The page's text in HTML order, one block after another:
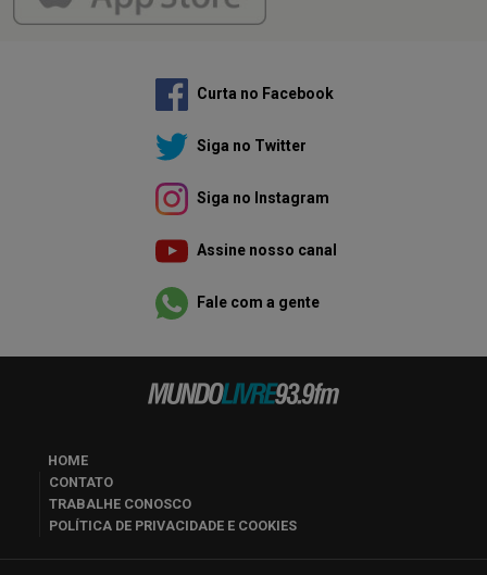
Curta no Facebook
Siga no Twitter
Siga no Instagram
Assine nosso canal
Fale com a gente
HOME
CONTATO
TRABALHE CONOSCO
POLÍTICA DE PRIVACIDADE E COOKIES